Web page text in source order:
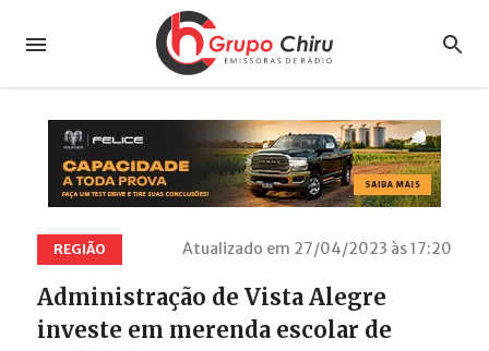
REGIÃO Atualizado em 27/04/2023 às 17:20
Administração de Vista Alegre
investe em merenda escolar de